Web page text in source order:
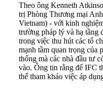
Theo ông Kenneth
trị Phòng Thương mại
Vietnam) - với kinh
trường pháp lý và hạ tầng
trong việc thu hút các tổ
mạnh tầm quan trọng của
thống mà các nhà đầu tư
vào. Ông tin rằng để IFC
thể tham khảo việc áp